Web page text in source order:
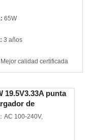
65W
3 años
Mejor calidad certificada
producto:For DELL
19.5V3.33A punta
de
：AC 100-240V,